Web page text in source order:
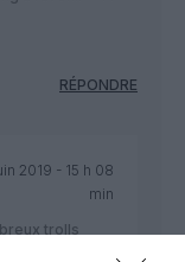
RÉPONDRE
2019 - 15 h 08
min
trolls